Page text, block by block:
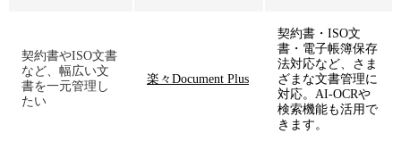
契約書やISO文書
など、幅広い文
書を一元管理し
たい
楽々Document Plus
契約書・ISO文
書・電子帳簿保存
法対応など、さま
ざまな文書管理に
対応。AI-OCRや
検索機能も活用で
きます。